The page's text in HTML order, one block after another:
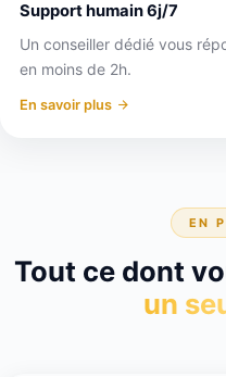
Support humain 6j/7
Un conseiller dédié vous
en moins de 2h.
En savoir plus
EN
Tout ce dont
un